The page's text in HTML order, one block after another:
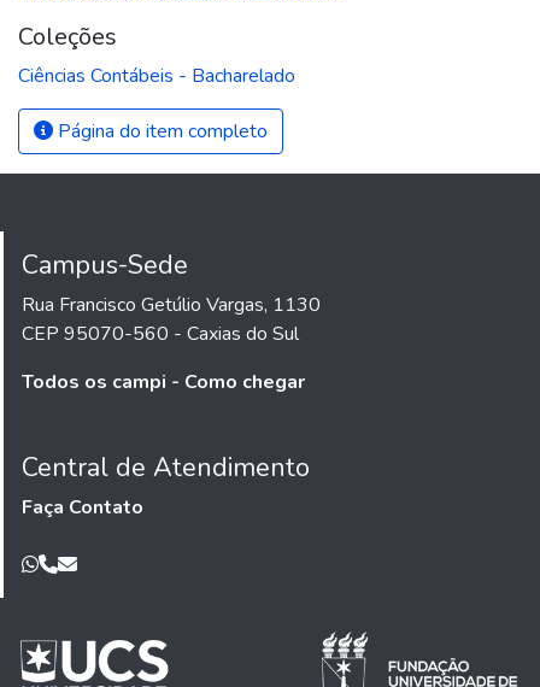
Coleções
Ciências Contábeis - Bacharelado
Página do item completo
Campus-Sede
Rua Francisco Getúlio Vargas, 1130
CEP 95070-560 - Caxias do Sul
Todos os campi - Como chegar
Central de Atendimento
Faça Contato